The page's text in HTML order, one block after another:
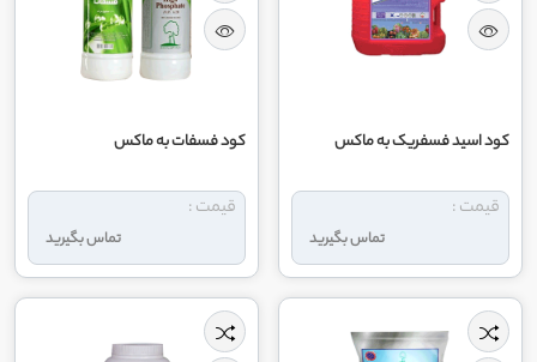
کود اسید فسفریک به ماکس
تماس بگیرید
قیمت :
کود فسفات به ماکس
تماس بگیرید
قیمت :